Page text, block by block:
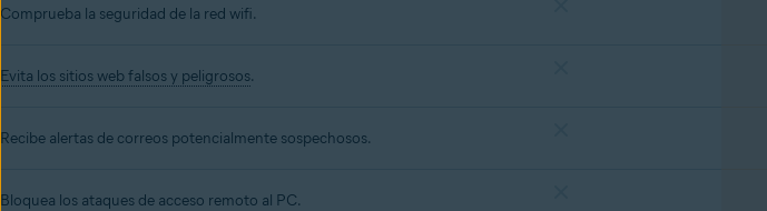
Comprueba la seguridad de la red wifi.
Evita los sitios web falsos y peligrosos.
Recibe alertas de correos potencialmente sospechosos.
Bloquea los ataques de acceso remoto al PC.